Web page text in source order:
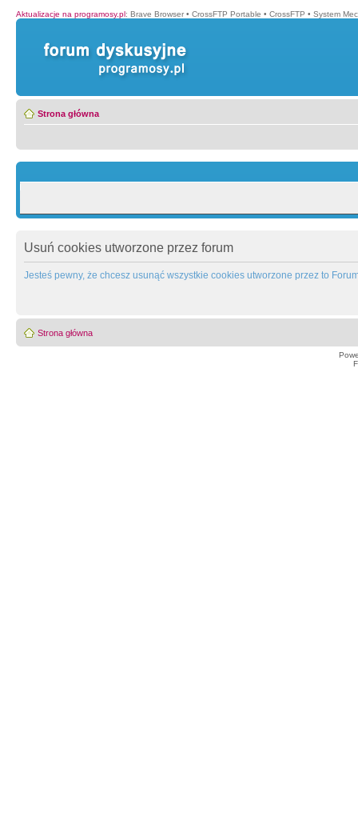
Aktualizacje na programosy.pl: Brave Browser • CrossFTP Portable • CrossFTP • System
Strona główna
Usuń cookies utworzone przez forum
Jesteś pewny, że chcesz usunąć wszystkie cookies utworzone przez to
Strona główna